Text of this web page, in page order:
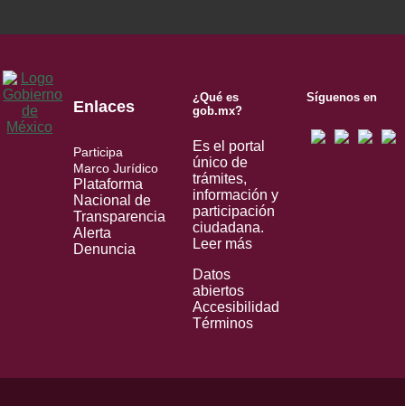
Enlaces
Participa
Marco Jurídico
Plataforma
Nacional de
Transparencia
Alerta
Denuncia
¿Qué es
gob.mx?
Es el portal
único de
trámites,
información y
participación
ciudadana.
Leer más
Datos
abiertos
Accesibilidad
Términos
Síguenos en